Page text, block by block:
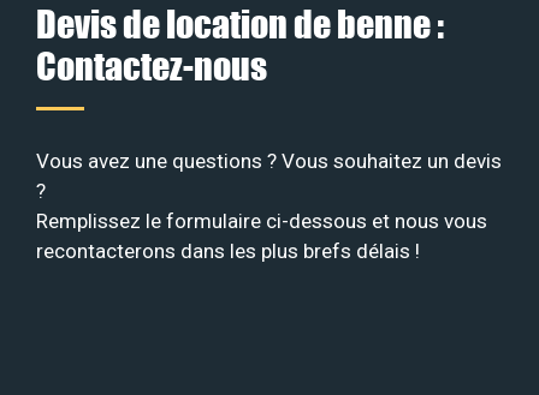
Devis de location de benne :
Contactez-nous
Vous avez une questions ? Vous souhaitez un devis
?
Remplissez le formulaire ci-dessous et nous vous
recontacterons dans les plus brefs délais !